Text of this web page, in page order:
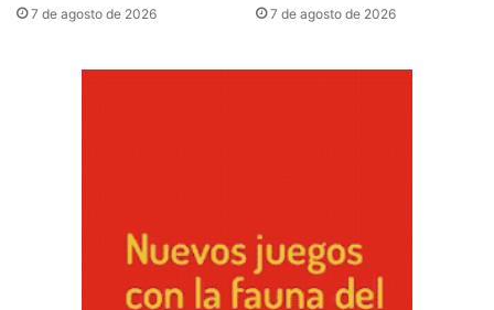
7 de agosto de 2026 7 de agosto de 2026